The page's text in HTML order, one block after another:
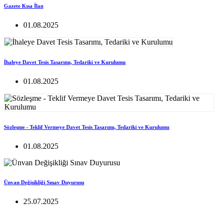
Gazete Kısa İlan
01.08.2025
İhaleye Davet Tesis Tasarımı, Tedariki ve Kurulumu
01.08.2025
Sözleşme - Teklif Vermeye Davet Tesis Tasarımı, Tedariki ve Kurulumu
01.08.2025
Ünvan Değişikliği Sınav Duyurusu
25.07.2025